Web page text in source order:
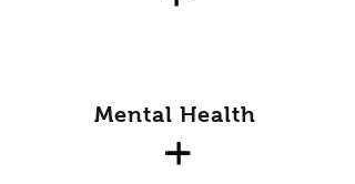
Mental Health